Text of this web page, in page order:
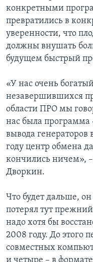
конкретными
превратились в
уверенности, что
должны внушать
будущем быстрый
«У нас очень
незавершившихся
области ПРО мы
нас была
вывода генераторов
году центр обмена
кончились ничем»,
Дворкин.
Что будет дальше,
потерял тут
надо хотя бы
2008 году. До этого
совместных